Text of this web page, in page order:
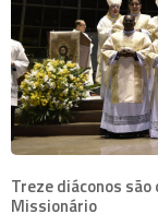
Treze diáconos são
Missionário